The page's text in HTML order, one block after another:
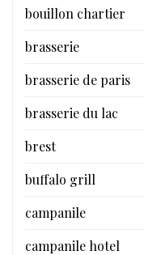
bouillon chartier
brasserie
brasserie de paris
brasserie du lac
brest
buffalo grill
campanile
campanile hotel